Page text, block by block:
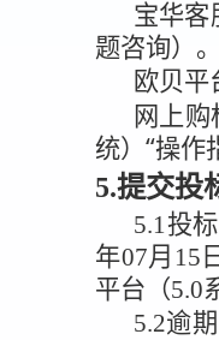
宝华客
题咨询）
欧贝平
网上
统）“操作
5.提交投
5.1 投
年07月15
平台（5.0
5.2逾